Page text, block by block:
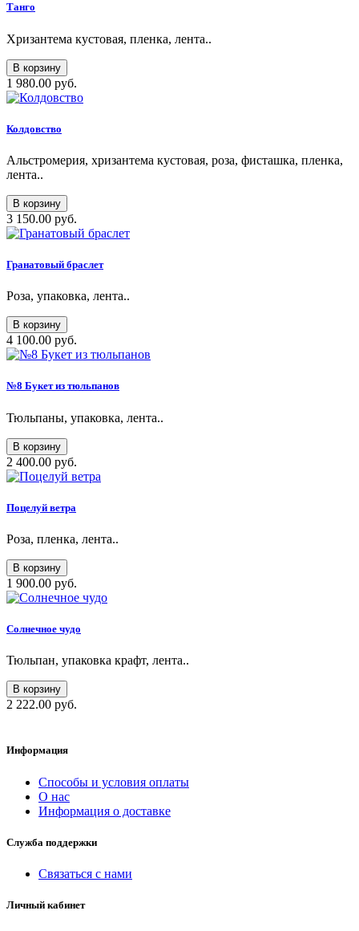
Танго
Хризантема кустовая, пленка, лента..
В корзину
1 980.00 руб.
Колдовство
Альстромерия, хризантема кустовая, роза, фисташка, пленка,
лента..
В корзину
3 150.00 руб.
Гранатовый браслет
Роза, упаковка, лента..
В корзину
4 100.00 руб.
№8 Букет из тюльпанов
Тюльпаны, упаковка, лента..
В корзину
2 400.00 руб.
Поцелуй ветра
Роза, пленка, лента..
В корзину
1 900.00 руб.
Солнечное чудо
Тюльпан, упаковка крафт, лента..
В корзину
2 222.00 руб.
Информация
Способы и условия оплаты
О нас
Информация о доставке
Служба поддержки
Связаться с нами
Личный кабинет